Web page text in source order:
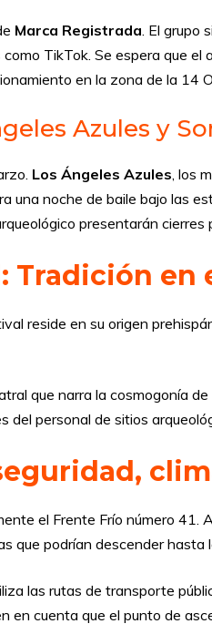
Marca Registrada. El grupo
TikTok. Se espera que
en la zona de la 14
Azules y
Los Ángeles Azules, los
una noche de baile bajo las
presentarán cierres
Tradición en
reside en su origen
que narra la cosmogonía
del personal de sitios
el Frente Frío número
que podrían descender hasta
las rutas de transporte
cuenta que el punto de